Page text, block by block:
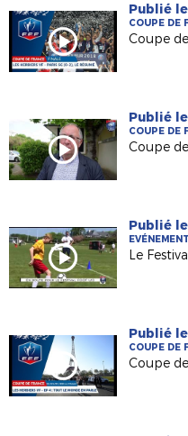
Publié
COUPE DE
Publié
COUPE DE
Publié
Publié
COUPE DE